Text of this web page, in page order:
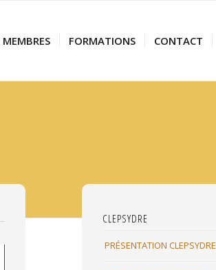
MEMBRES FORMATIONS CONTACT
CLEPSYDRE
PRÉSENTATION CLEPSYDRE